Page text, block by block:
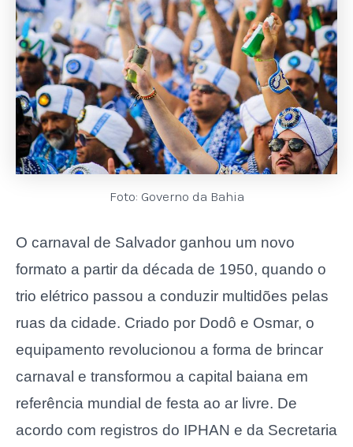
Foto: Governo da Bahia
O carnaval de Salvador ganhou um novo
formato a partir da década de 1950, quando o
trio elétrico passou a conduzir multidões pelas
ruas da cidade. Criado por Dodô e Osmar, o
equipamento revolucionou a forma de brincar
carnaval e transformou a capital baiana em
referência mundial de festa ao ar livre. De
acordo com registros do IPHAN e da Secretaria